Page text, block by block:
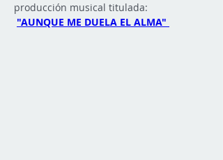
producción musical titulada:
"AUNQUE ME DUELA EL ALMA"